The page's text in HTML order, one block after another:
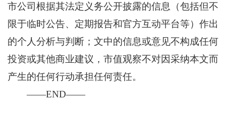
市公司根据其法定义务公开披露的信息（包括但不
限于临时公告、定期报告和官方互动平台等）作出
的个人分析与判断；文中的信息或意见不构成任何
投资或其他商业建议，市值观察不对因采纳本文而
产生的任何行动承担任何责任。
——END——